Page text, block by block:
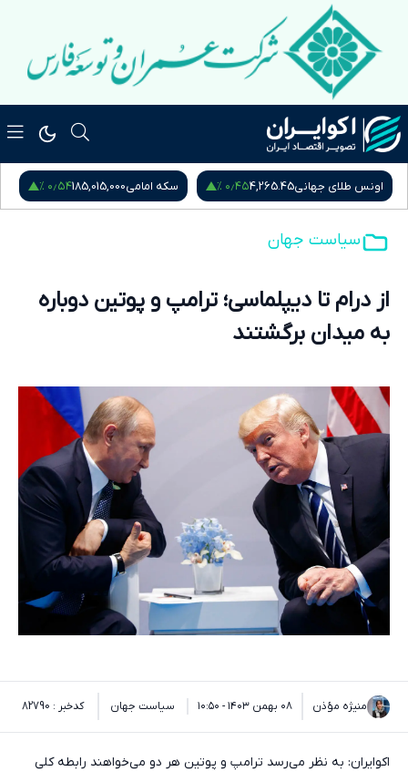
سکه امامی185,015,000۰٫۵۴ % سکه بهار آزادی181,870,000۰٫۱۲ %
سیاست جهان
از درام تا دیپلماسی؛ ترامپ و پوتین دوباره
به میدان برگشتند
منیژه مؤذن ۰۸ بهمن ۱۴۰۳ - ۱۰:۵۰ سیاست جهان کدخبر : 82790
اکوایران: به نظر می‌رسد ترامپ و پوتین هر دو می‌خواهند رابطه کلی